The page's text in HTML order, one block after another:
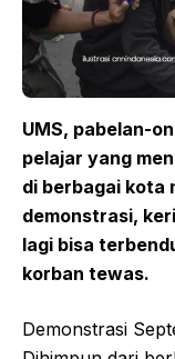
UMS, pabelan-
pelajar yang
di berbagai kota
demonstrasi,
lagi bisa
korban tewas.
Demonstrasi